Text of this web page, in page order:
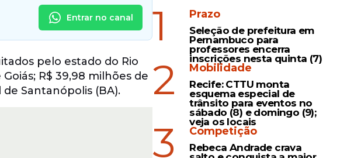
Entrar no canal
pelo estado do Rio
R$ 39,98 milhões de
de Santanópolis (BA).
1 Prazo
Seleção de prefeitura em
Pernambuco para
professores encerra
inscrições nesta quinta (7)
2 Mobilidade
Recife: CTTU monta
esquema especial de
trânsito para eventos no
sábado (8) e domingo (9);
veja os locais
3 Competição
Rebeca Andrade crava